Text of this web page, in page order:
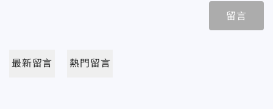
留言
最新留言 熱門留言